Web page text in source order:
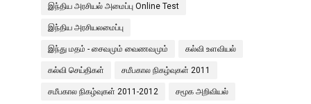
இந்திய அரசியல் அமைப்பு Online Test
இந்திய அரசியலமைப்பு
இந்து மதம் - சைவமும் வைணவமும் கல்வி உளவியல்
கல்வி செய்திகள் சமீபகால நிகழ்வுகள் 2011
சமீபகால நிகழ்வுகள் 2011-2012 சமூக அறிவியல்